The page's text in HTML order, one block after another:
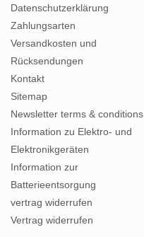
Datenschutzerklärung
Zahlungsarten
Versandkosten und
Rücksendungen
Kontakt
Sitemap
Newsletter terms & conditions
Information zu Elektro- und
Elektronikgeräten
Information zur
Batterieentsorgung
vertrag widerrufen
Vertrag widerrufen